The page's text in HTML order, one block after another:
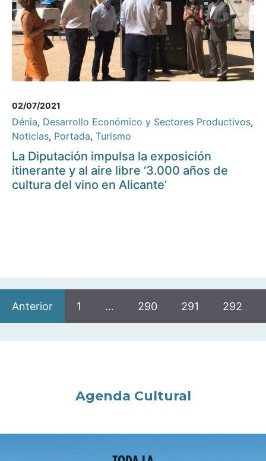
02/07/2021
Dénia, Desarrollo Económico y Sectores Productivos,
Noticias, Portada, Turismo
La Diputación impulsa la exposición
itinerante y al aire libre ‘3.000 años de
cultura del vino en Alicante’
Anterior 1 … 290 291 292
Agenda Cultural